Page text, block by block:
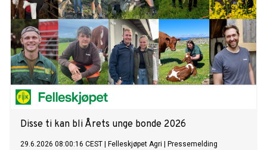
Disse ti kan bli Årets unge bonde 2026
29.6.2026 08:00:16 CEST Felleskjøpet Agri Pressemelding